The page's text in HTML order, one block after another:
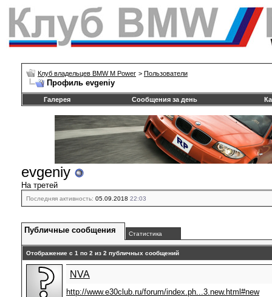
Клуб владельцев BMW M Power > Пользователи
Профиль evgeniy
Галерея Сообщения за день
evgeniy
На третей
Последняя активность: 05.09.2018 22:03
Публичные сообщения Статистика
Отображение с 1 по 2 из 2 публичных сообщений
NVA
http://www.e30club.ru/forum/index.ph...3.new.html#new